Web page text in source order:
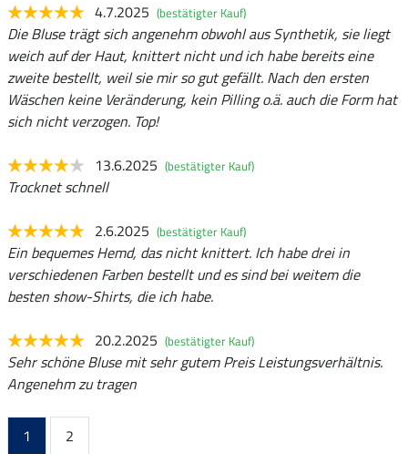
4.7.2025 (bestätigter Kauf)
Die Bluse trägt sich angenehm obwohl aus Synthetik, sie liegt
weich auf der Haut, knittert nicht und ich habe bereits eine
zweite bestellt, weil sie mir so gut gefällt. Nach den ersten
Wäschen keine Veränderung, kein Pilling o.ä. auch die Form hat
sich nicht verzogen. Top!
13.6.2025 (bestätigter Kauf)
Trocknet schnell
2.6.2025 (bestätigter Kauf)
Ein bequemes Hemd, das nicht knittert. Ich habe drei in
verschiedenen Farben bestellt und es sind bei weitem die
besten show-Shirts, die ich habe.
20.2.2025 (bestätigter Kauf)
Sehr schöne Bluse mit sehr gutem Preis Leistungsverhältnis.
Angenehm zu tragen
1
2